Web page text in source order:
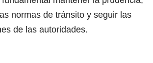
normas de tránsito y seguir las
de las autoridades.